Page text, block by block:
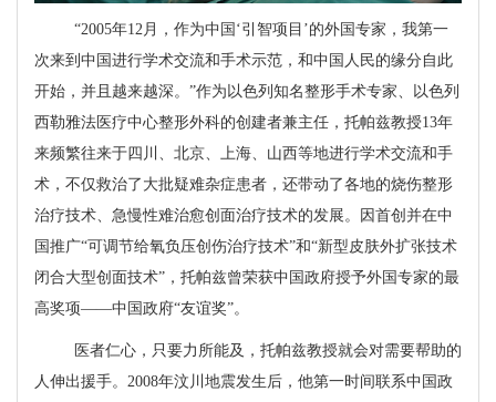
“2005年12 月，作为中国‘引智项目’的外国专家，我第一
次来到中国进行学术交流和手术示范，和中国人民的缘分自此
开始，并且越来越深。”作为以色列知名整形手术专家、以色列
西勒雅法医疗中心整形外科的创建者兼主任，托帕兹教授13年
来频繁往来于四川、北京、上海、山西等地进行学术交流和手
术，不仅救治了大批疑难杂症患者，还带动了各地的烧伤整形
治疗技术、急慢性难治愈创面治疗技术的发展。因首创并在中
国推广“可调节给氧负压创伤治疗技术”和“新型皮肤外扩张技术
闭合大型创面技术”，托帕兹曾荣获中国政府授予外国专家的最
高奖项——中国政府“友谊奖”。
医者仁心，只要力所能及，托帕兹教授就会对需要帮助的
人伸出援手。 2008年汶川地震发生后，他第一时间联系中国政